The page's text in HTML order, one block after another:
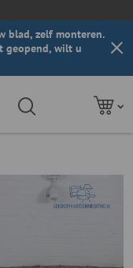
blad, zelf monteren.
geopend, wilt u